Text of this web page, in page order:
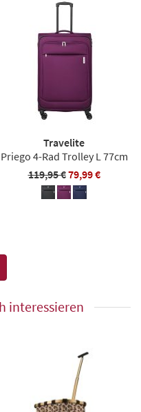
Travelite
Priego 4-Rad Trolley L 77cm
119,95 €79,99 €
interessieren